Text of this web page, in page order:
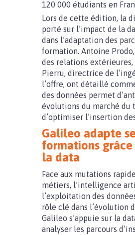
120 000 étudiants en
Lors de cette édition, la
porté sur l’impact de la
dans l’adaptation des
formation. Antoine
des relations extérieures,
Pierru, directrice de
l’offre, ont détaillé
des données permet
évolutions du marché du
d’optimiser l’insertion
Galileo adapte
formations grâce
la data
Face aux mutations
métiers, l’intelligence
l’exploitation des
rôle clé dans l’évolution
Galileo s’appuie sur la
analyser les parcours